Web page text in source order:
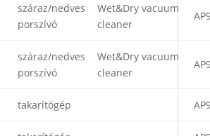
száraz/nedves
porszívó
Wet&Dry vacuum
cleaner
száraz/nedves
porszívó
Wet&Dry vacuum
cleaner
takarítógép